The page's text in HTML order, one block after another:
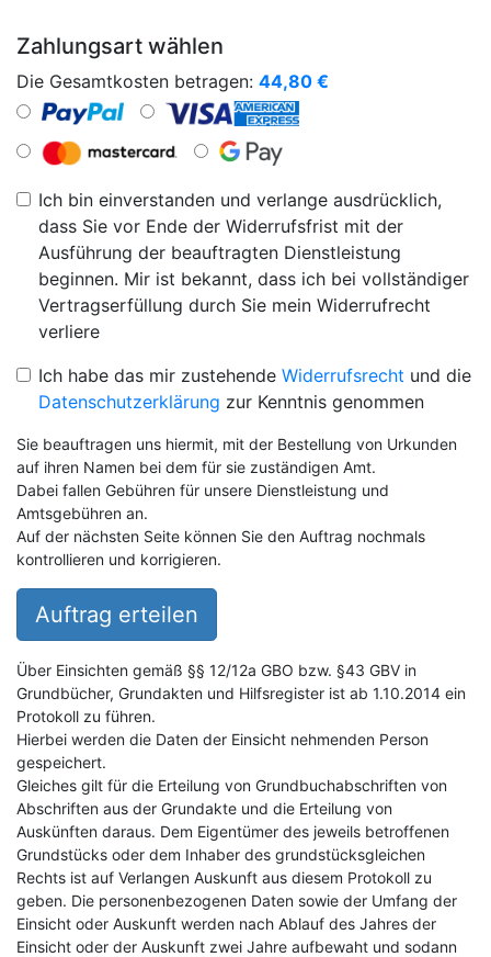
Zahlungsart wählen
Die Gesamtkosten betragen: 44,80 €
Ich bin einverstanden und verlange ausdrücklich,
dass Sie vor Ende der Widerrufsfrist mit der
Ausführung der beauftragten Dienstleistung
beginnen. Mir ist bekannt, dass ich bei vollständiger
Vertragserfüllung durch Sie mein Widerrufrecht
verliere
Ich habe das mir zustehende Widerrufsrecht und die
Datenschutzerklärung zur Kenntnis genommen
Sie beauftragen uns hiermit, mit der Bestellung von Urkunden
auf ihren Namen bei dem für sie zuständigen Amt.
Dabei fallen Gebühren für unsere Dienstleistung und
Amtsgebühren an.
Auf der nächsten Seite können Sie den Auftrag nochmals
kontrollieren und korrigieren.
Auftrag erteilen
Über Einsichten gemäß §§ 12/12a GBO bzw. §43 GBV in
Grundbücher, Grundakten und Hilfsregister ist ab 1.10.2014 ein
Protokoll zu führen.
Hierbei werden die Daten der Einsicht nehmenden Person
gespeichert.
Gleiches gilt für die Erteilung von Grundbuchabschriften von
Abschriften aus der Grundakte und die Erteilung von
Auskünften daraus. Dem Eigentümer des jeweils betroffenen
Grundstücks oder dem Inhaber des grundstücksgleichen
Rechts ist auf Verlangen Auskunft aus diesem Protokoll zu
geben. Die personenbezogenen Daten sowie der Umfang der
Einsicht oder Auskunft werden nach Ablauf des Jahres der
Einsicht oder der Auskunft zwei Jahre aufbewaht und sodann